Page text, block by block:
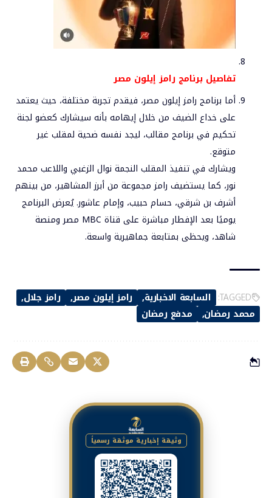
تفاصيل برنامج رامز إيلون مصر
أما برنامج رامز إيلون مصر، فيقدم تجربة مختلفة، حيث يعتمد
على خداع الضيف من خلال إيهامه بأنه سيشارك كعضو لجنة
تحكيم في برنامج مقالب، ليجد نفسه ضحية لمقلب غير
متوقع.
ويشارك في تنفيذ المقلب النجمة نوال الزغبي واللاعب محمد
نور، كما يستضيف رامز مجموعة من أبرز المشاهير، من بينهم
أشرف بن شرقي، حسام حبيب، وإمام عاشور. يُعرض البرنامج
يوميًا بعد الإفطار مباشرة على قناة MBC مصر ومنصة
شاهد، ويحظى بمتابعة جماهيرية واسعة.
TAGGED: السابعة الاخبارية رامز إيلون مصر
رامز جلال
محمد رمضان
مدفع رمضان
وثيقة إخبارية موثقة رسمياً